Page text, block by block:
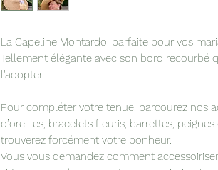
La Capeline Montardo: parfaite pour vos
Tellement élégante avec son bord recourbé
l'adopter.
Pour compléter votre tenue, parcourez nos
d’oreilles, bracelets fleuris, barrettes,
trouverez forcément votre bonheur.
Vous vous demandez comment